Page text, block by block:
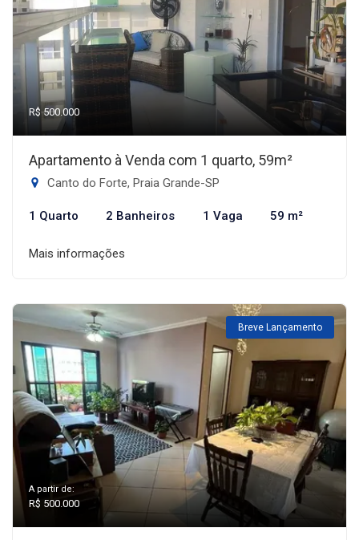
R$ 500.000
Apartamento à Venda com 1 quarto, 59m²
Canto do Forte, Praia Grande-SP
1 Quarto 2 Banheiros 1 Vaga 59 m²
Mais informações
Breve Lançamento
A partir de:
R$ 500.000